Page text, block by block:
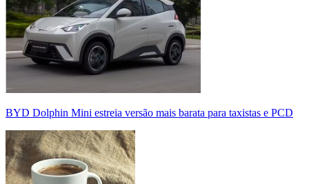
BYD Dolphin Mini estreia versão mais barata para taxistas e PCD